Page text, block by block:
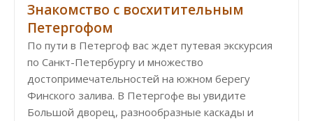
Знакомство с восхитительным
Петергофом
По пути в Петергоф вас ждет путевая экскурсия
по Санкт-Петербургу и множество
достопримечательностей на южном берегу
Финского залива. В Петергофе вы увидите
Большой дворец, разнообразные каскады и